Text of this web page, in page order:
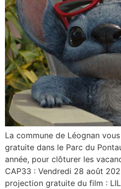
La commune de Léognan
gratuite dans le Parc du
année, pour clôturer les
CAP33 : Vendredi 28 août
projection gratuite du film :